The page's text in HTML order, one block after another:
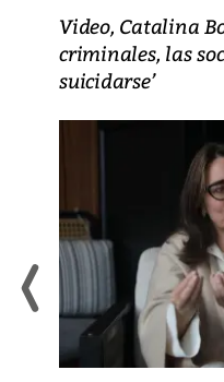
Video, Catalina
criminales, las
suicidarse’